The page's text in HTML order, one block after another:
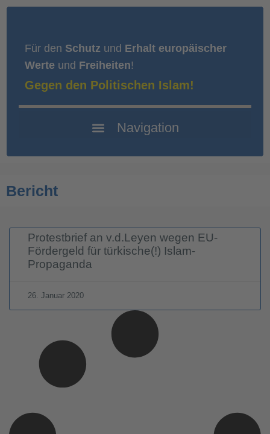
Für den Schutz und Erhalt europäischer
Werte und Freiheiten!
Gegen den Politischen Islam!
Bericht
Protestbrief an v.d.Leyen wegen EU-
Fördergeld für türkische(!) Islam-
Propaganda
26. Januar 2020